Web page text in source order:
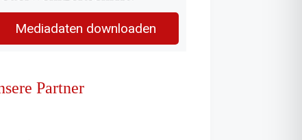
Mediadaten downloaden
Partner